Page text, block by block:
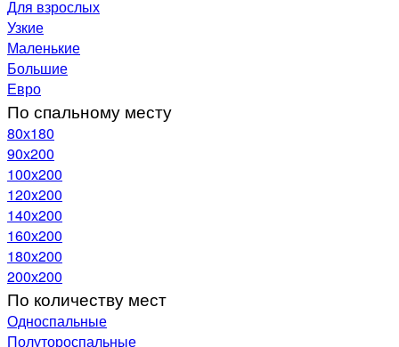
Для взрослых
Узкие
Маленькие
Большие
Евро
По спальному месту
80х180
90х200
100х200
120x200
140х200
160х200
180х200
200х200
По количеству мест
Односпальные
Полутороспальные